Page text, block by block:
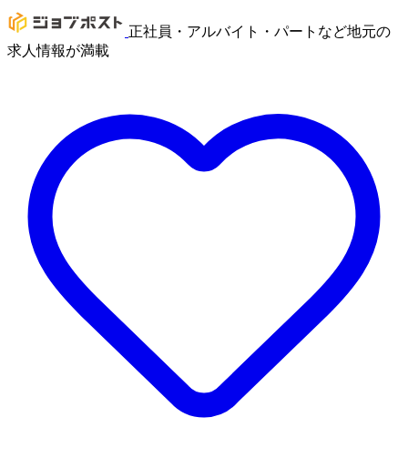
正社員・アルバイト・パートなど地元の
求人情報が満載